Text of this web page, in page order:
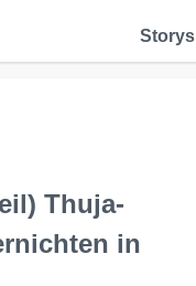
Storys
Thuja-
in